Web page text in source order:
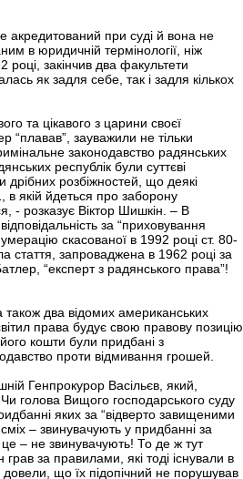
акредитований при суді й вона не
в юридичній термінології, ніж
році, закінчив два факультети
як задля себе, так і задля кількох
та цікавого з царини своєї
“плавав”, зауважили не тільки
законодавство радянських
республік були суттєві
дрібних розбіжностей, що деякі
якій йдеться про заборону
- розказує Віктор Шишкін. – В
за “приховування
скасованої в 1992 році ст. 80-
стаття, запроваджена в 1962 році за
“експерт з радянського права”!
також два відомих американських
права будує свою правову позицію
кошти були придбані з
проти відмивання грошей.
Генпрокурор Васільєв, який,
голова Вищого господарського суду
яких за “відверто завищеними
– звинувачують у придбанні за
– не звинувачують! То де ж тут
грав за правилами, які тоді існували в
що їх підопічний не порушував